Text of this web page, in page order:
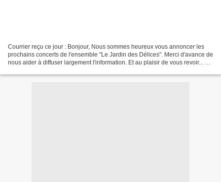
Courrier reçu ce jour : Bonjour, Nous sommes heureux vous annoncer les
prochains concerts de l'ensemble "Le Jardin des Délices". Merci d'avance de
nous aider à diffuser largement l'information. Et au plaisir de vous revoir... _ _